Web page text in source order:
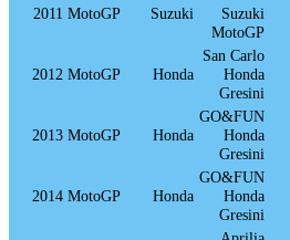
2011 MotoGP Suzuki
Suzuki
MotoGP
2012 MotoGP Honda
San Carlo
Honda
Gresini
2013 MotoGP Honda
GO&FUN
Honda
Gresini
2014 MotoGP Honda
GO&FUN
Honda
Gresini